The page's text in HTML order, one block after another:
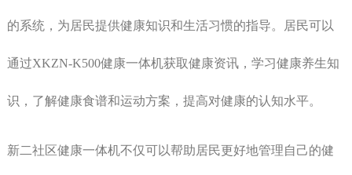
的系统，为居民提供健康知识和生活习惯的指导。居民可以
通过XKZN-K500健康一体机获取健康资讯，学习健康养生知
识，了解健康食谱和运动方案，提高对健康的认知水平。
新二社区健康一体机不仅可以帮助居民更好地管理自己的健